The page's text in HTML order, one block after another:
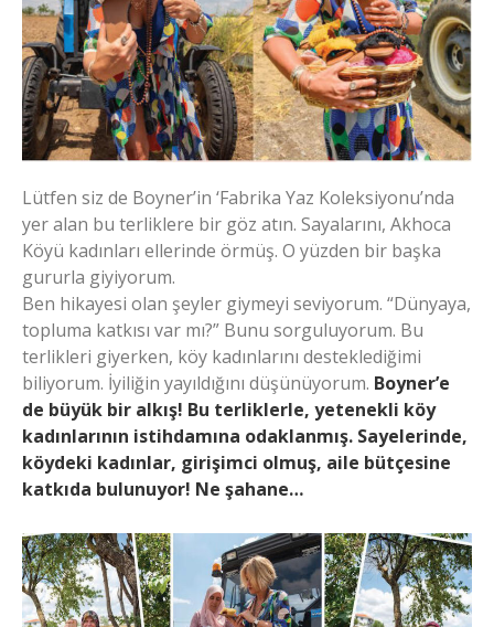
Lütfen siz de Boyner’in ‘Fabrika Yaz Koleksiyonu’nda
yer alan bu terliklere bir göz atın. Sayalarını, Akhoca
Köyü kadınları ellerinde örmüş. O yüzden bir başka
gururla giyiyorum.
Ben hikayesi olan şeyler giymeyi seviyorum. “Dünyaya,
topluma katkısı var mı?” Bunu sorguluyorum. Bu
terlikleri giyerken, köy kadınlarını desteklediğimi
biliyorum. İyiliğin yayıldığını düşünüyorum. Boyner’e
de büyük bir alkış! Bu terliklerle, yetenekli köy
kadınlarının istihdamına odaklanmış. Sayelerinde,
köydeki kadınlar, girişimci olmuş, aile bütçesine
katkıda bulunuyor! Ne şahane…